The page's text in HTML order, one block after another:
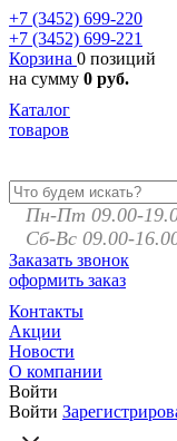
+7 (3452) 699-220
+7 (3452) 699-221
Корзина 0 позиций
на сумму 0 руб.
Каталог
товаров
Пн-Пт 09.00-
Сб-Вс 09.00-
Заказать звонок
оформить заказ
Контакты
Акции
Новости
О компании
Войти
Войти